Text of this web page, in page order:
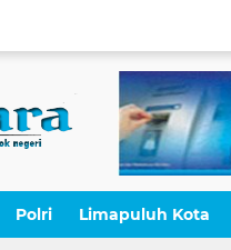
Polri Limapuluh Kota